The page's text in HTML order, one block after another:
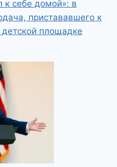
к себе домой»: в
пристававшего к
площадке